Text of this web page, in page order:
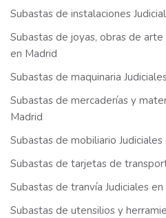
Subastas de instalaciones
Subastas de joyas, obras de
en Madrid
Subastas de maquinaria
Subastas de mercaderías y
Madrid
Subastas de mobiliario
Subastas de tarjetas de
Subastas de tranvía Judiciales
Subastas de utensilios y